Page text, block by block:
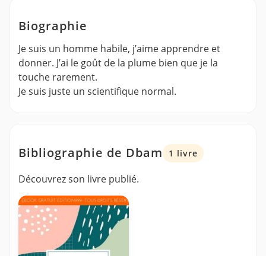
Biographie
Je suis un homme habile, j’aime apprendre et
donner. J’ai le goût de la plume bien que je la
touche rarement.
Je suis juste un scientifique normal.
Bibliographie de Dbam 1 livre
Découvrez son livre publié.